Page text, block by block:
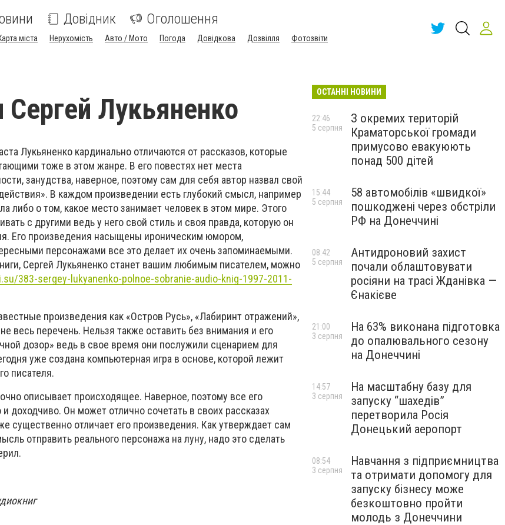
Довідник Оголошення
міста Нерухомість Авто / Мото Погода Довідкова Дозвілля Фотозвіти
Сергей Лукьяненко
Лукьяненко кардинально отличаются от рассказов, которые
тоже в этом жанре. В его повестях нет места
занудства, наверное, поэтому сам для себя автор назвал свой
В каждом произведении есть глубокий смысл, например
либо о том, какое место занимает человек в этом мире. Этого
с другими ведь у него свой стиль и своя правда, которую он
Его произведения насыщены ироническим юмором,
персонажами все это делает их очень запоминаемыми.
Сергей Лукьяненко станет вашим любимым писателем, можно
383-sergey-lukyanenko-polnoe-sobranie-audio-knig-1997-2011-
произведения как «Остров Русь», «Лабиринт отражений»,
весь перечень. Нельзя также оставить без внимания и его
дозор» ведь в свое время они послужили сценарием для
уже создана компьютерная игра в основе, которой лежит
писателя.
описывает происходящее. Наверное, поэтому все его
доходчиво. Он может отлично сочетать в своих рассказах
существенно отличает его произведения. Как утверждает сам
отправить реального персонажа на луну, надо это сделать
ОСТАННІ НОВИНИ
З окремих територій
Краматорської громади
примусово евакуюють
понад 500 дітей
22:46
5 серпня
58 автомобілів «швидкої»
пошкоджені через обстріли
РФ на Донеччині
15:44
5 серпня
Антидроновий захист
почали облаштовувати
росіяни на трасі Жданівка —
Єнакієве
08:42
5 серпня
На 63% виконана підготовка
до опалювального сезону
на Донеччині
21:00
3 серпня
На масштабну базу для
запуску “шахедів”
перетворила Росія
Донецький аеропорт
14:57
3 серпня
Навчання з підприємництва
та отримати допомогу для
запуску бізнесу може
безкоштовно пройти
молодь з Донеччини
08:54
3 серпня